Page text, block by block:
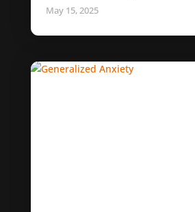
May 15, 2025